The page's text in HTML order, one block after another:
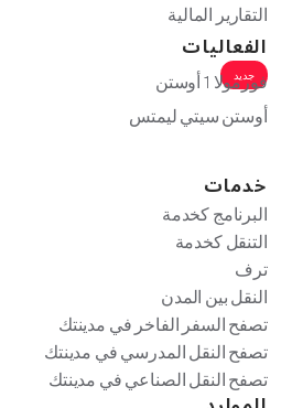
التقارير المالية
الفعاليات
جديد
فورمولا 1 أوستن
أوستن سيتي ليمتس
خدمات
البرنامج كخدمة
التنقل كخدمة
ترف
النقل بين المدن
تصفح السفر الفاخر في مدينتك
تصفح النقل المدرسي في مدينتك
تصفح النقل الصناعي في مدينتك